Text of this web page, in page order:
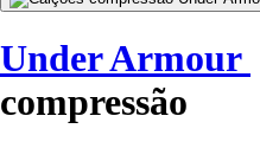
Under Armour
compressão